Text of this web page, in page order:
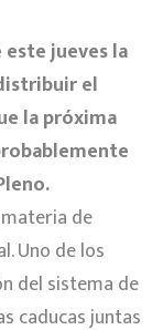
jueves la
el
la próxima
de
Uno de los
del sistema de
caducas juntas